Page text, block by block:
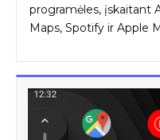
programėles, įskaitant
Maps, Spotify ir Apple